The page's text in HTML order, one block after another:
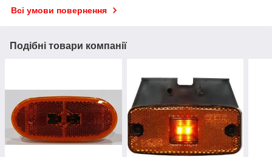
Всі умови повернення
Подібні товари компанії